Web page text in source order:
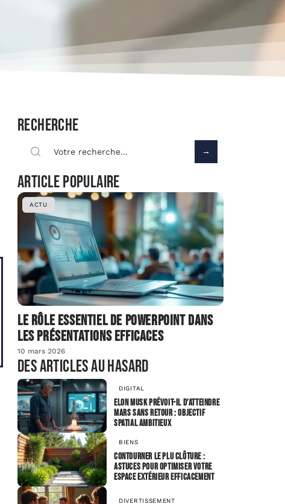
Recherche
Article populaire
ACTU
Le rôle essentiel de PowerPoint dans
les présentations efficaces
10 mars 2026
Des articles au hasard
DIGITAL
Elon Musk prévoit-il d’atteindre
Mars sans retour : objectif
spatial ambitieux
BIENS
Contourner le PLU clôture :
astuces pour optimiser votre
espace extérieur efficacement
DIVERTISSEMENT